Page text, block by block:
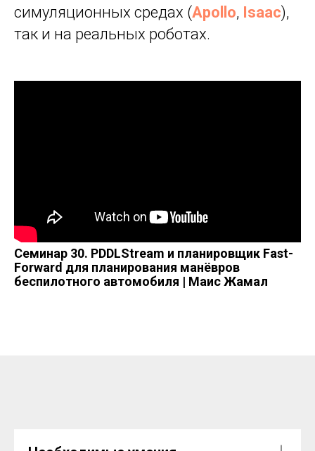
симуляционных средах (Apollo, Isaac),
так и на реальных роботах.
Семинар 30. PDDLStream и планировщик Fast-
Forward для планирования манёвров
беспилотного автомобиля | Маис Жамал